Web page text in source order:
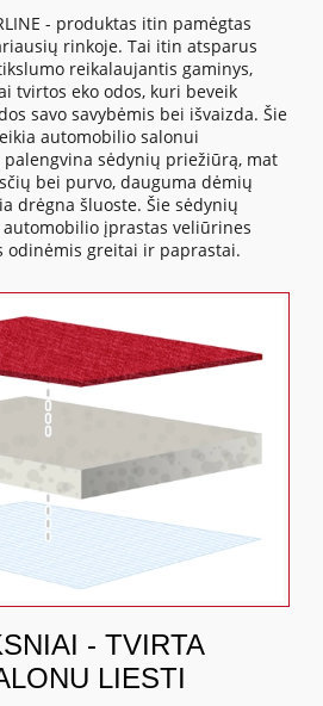
- produktas itin pamėgtas
rinkoje. Tai itin atsparus
reikalaujantis gaminys,
tvirtos eko odos, kuri beveik
savo savybėmis bei išvaizda. Šie
automobilio salonui
sėdynių priežiūrą, mat
bei purvo, dauguma dėmių
drėgna šluoste. Šie sėdynių
įprastas veliūrines
odinėmis greitai ir paprastai.
- TVIRTA
LIESTI